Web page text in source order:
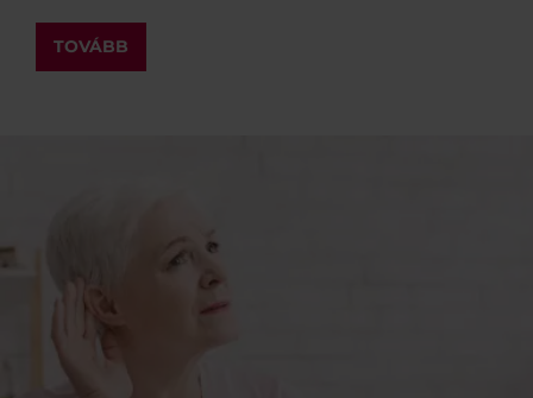
TOVÁBB